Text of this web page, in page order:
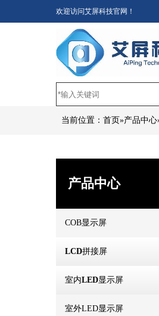
欢迎访问艾屏科技官网！
当前位置： 首页 » 产品中心
产品中心
COB显示屏
LCD拼接屏
室内LED显示屏
室外LED显示屏